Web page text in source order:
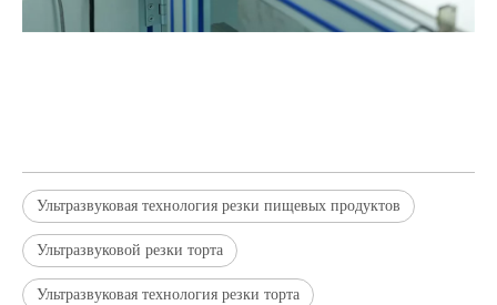
Ультразвуковая технология резки пищевых продуктов
Ультразвуковой резки торта
Ультразвуковая технология резки торта